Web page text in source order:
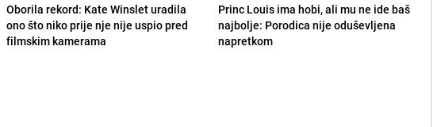
Oborila rekord: Kate Winslet uradila
ono što niko prije nje nije uspio pred
filmskim kamerama
Princ Louis ima hobi, ali mu ne ide baš
najbolje: Porodica nije oduševljena
napretkom